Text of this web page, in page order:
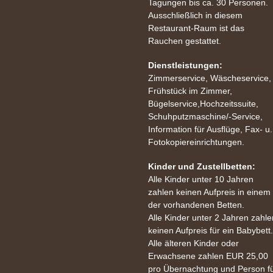
Tagungen bis ca. 30 Personen.
Ausschließlich in diesem
Restaurant-Raum ist das
Rauchen gestattet.
Dienstleistungen:
Zimmerservice, Wäscheservice,
Frühstück im Zimmer,
Bügelservice,Hochzeitssuite,
Schuhputzmaschine/-Service,
Information für Ausflüge, Fax- u.
Fotokopiereinrichtungen.
Kinder und Zustellbetten:
Alle Kinder unter 10 Jahren
zahlen keinen Aufpreis in einem
der vorhandenen Betten.
Alle Kinder unter 2 Jahren
keinen Aufpreis für ein Babybett.
Alle älteren Kinder oder
Erwachsene zahlen EUR 25,00
pro Übernachtung und Person